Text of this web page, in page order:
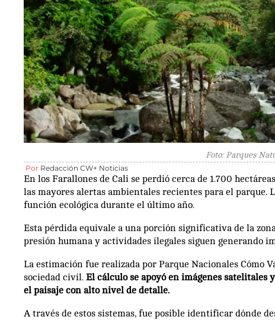
Foto: Parques
Por Redacción CW+ Noticias
En los Farallones de Cali se perdió cerca de 1.700
las mayores alertas ambientales recientes para el parque.
función ecológica durante el último año.
Esta pérdida equivale a una porción significativa de la
presión humana y actividades ilegales siguen generando
La estimación fue realizada por Parque Nacionales Cómo
sociedad civil. El cálculo se apoyó en imágenes
el paisaje con alto nivel de detalle.
A través de estos sistemas, fue posible identificar dónde